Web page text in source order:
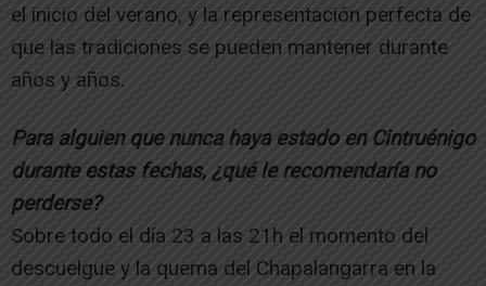
el inicio del verano, y la representación perfecta de
que las tradiciones se pueden mantener durante
años y años.
Para alguien que nunca haya estado en Cintruénigo
durante estas fechas, ¿qué le recomendaría no
perderse?
Sobre todo el día 23 a las 21h el momento del
descuelgue y la quema del Chapalangarra en la